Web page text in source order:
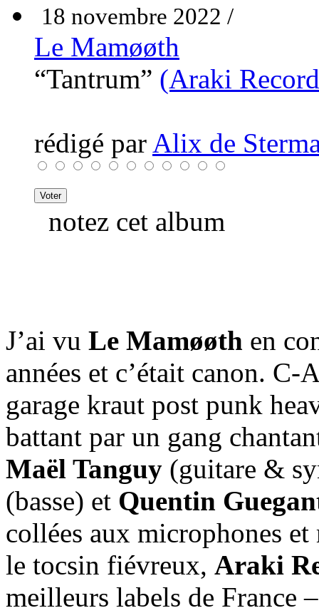
18 novembre 2022 /
Le Mam​ø​ø​th
“Tantrum” (Araki
rédigé par Alix de
notez cet album
J’ai vu Le Mam​ø​ø​th en
années et c’était canon.
garage kraut post punk
battant par un gang
Maël Tanguy (guitare &
(basse) et Quentin
collées aux microphones
le tocsin fiévreux, Araki
meilleurs labels de France